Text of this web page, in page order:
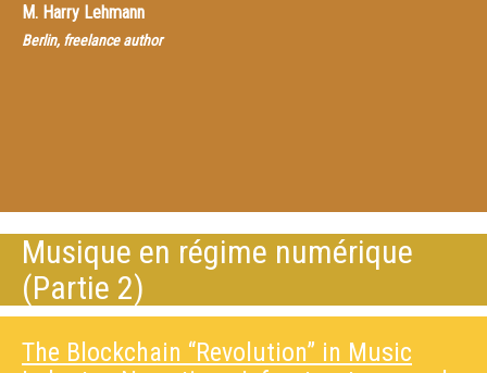
M. Harry Lehmann
Berlin, freelance author
Musique en régime numérique
(Partie 2)
The Blockchain “Revolution” in Music